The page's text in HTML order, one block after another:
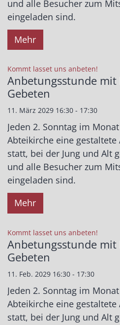
und alle Besucher zum
eingeladen sind.
Mehr
Kommt lasset uns anbeten!
Anbetungsstunde
Gebeten
11. März 2029 16:30 - 17:30
Jeden 2. Sonntag im
Abteikirche eine
statt, bei der Jung und Alt
und alle Besucher zum
eingeladen sind.
Mehr
Kommt lasset uns anbeten!
Anbetungsstunde
Gebeten
11. Feb. 2029 16:30 - 17:30
Jeden 2. Sonntag im
Abteikirche eine
statt, bei der Jung und Alt